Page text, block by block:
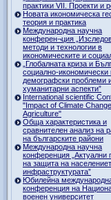
практики VII. Проекти и
Новата икономическа
теория и практика
Международна научна
конферен¬ция
методи и технологии в
икономическите и
„Глобалната криза и
социално-икономически
демографски проблеми
хуманитарни аспекти”
International scientific
"Impact of Climate
Agriculture"
Обща характеристика и
сравнителен анализ на
на българските райони
Международна научна
конференция „Актуални
на защита на
инфраструктурата”
Юбилейна
конференция на
военен университет